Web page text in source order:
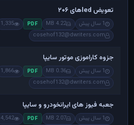
تعویض ledهای ۲۰۶
1 سال پیش 4.22 MB
PDF
1,335
cosehof132@dwriters.com
جزوه کاراموزی موتور سایپا
1 سال پیش 0.36 MB
PDF
1,866
cosehof132@dwriters.com
جعبه فیوز های ایرانخودرو و سایپا
1 سال پیش 2.07 MB
PDF
4,542